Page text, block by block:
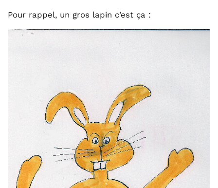
Pour rappel, un gros lapin c’est ça :